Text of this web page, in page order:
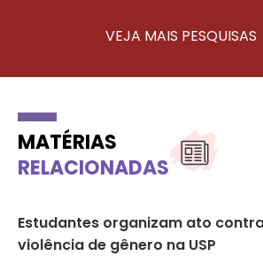
VEJA MAIS PESQUISAS
MATÉRIAS
RELACIONADAS
Estudantes organizam ato
violência de gênero na USP